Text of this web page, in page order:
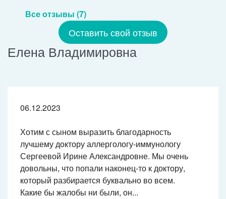
Все отзывы (7)
Оставить свой отзыв
Елена Владимировна
06.12.2023
Хотим с сыном выразить благодарность
лучшему доктору аллергологу-иммунологу
Сергеевой Ирине Александровне. Мы очень
довольны, что попали наконец-то к доктору,
который разбирается буквально во всем.
Какие бы жалобы ни были, он...